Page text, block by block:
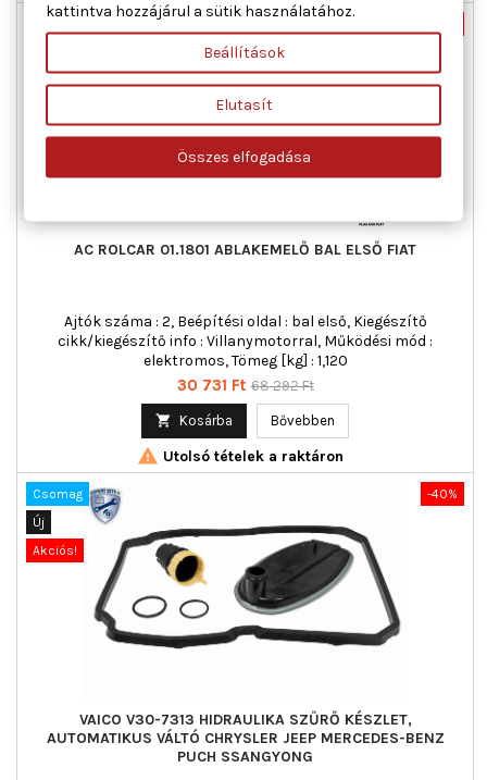
AC ROLCAR 01.1801 ABLAKEMELŐ BAL ELSŐ FIAT
Ajtók száma : 2, Beépítési oldal : bal első, Kiegészítő
cikk/kiegészítő info : Villanymotorral, Működési mód :
elektromos, Tömeg [kg] : 1,120
Ár
30 731 Ft Normál
68 292 Ft
 Kosárba Bővebben
 Utolsó tételek a raktáron
-40%
Csomag
Új
Akciós!
VAICO V30-7313 HIDRAULIKA SZŰRŐ KÉSZLET,
AUTOMATIKUS VÁLTÓ CHRYSLER JEEP MERCEDES-BENZ
PUCH SSANGYONG
kattintva hozzájárul a sütik használatához.
Beállítások
Elutasít
Összes elfogadása